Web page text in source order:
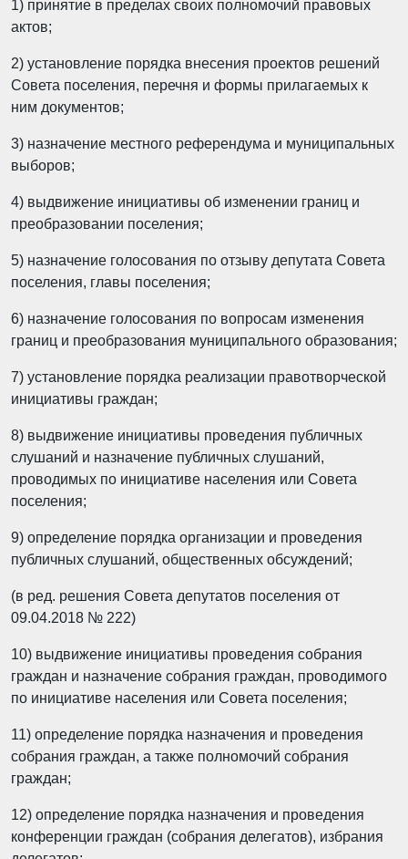
1) принятие в пределах своих полномочий правовых
актов;
2) установление порядка внесения проектов решений
Совета поселения, перечня и формы прилагаемых к
ним документов;
3) назначение местного референдума и муниципальных
выборов;
4) выдвижение инициативы об изменении границ и
преобразовании поселения;
5) назначение голосования по отзыву депутата Совета
поселения, главы поселения;
6) назначение голосования по вопросам изменения
границ и преобразования муниципального образования;
7) установление порядка реализации правотворческой
инициативы граждан;
8) выдвижение инициативы проведения публичных
слушаний и назначение публичных слушаний,
проводимых по инициативе населения или Совета
поселения;
9) определение порядка организации и проведения
публичных слушаний, общественных обсуждений;
(в ред. решения Совета депутатов поселения от
09.04.2018 № 222)
10) выдвижение инициативы проведения собрания
граждан и назначение собрания граждан, проводимого
по инициативе населения или Совета поселения;
11) определение порядка назначения и проведения
собрания граждан, а также полномочий собрания
граждан;
12) определение порядка назначения и проведения
конференции граждан (собрания делегатов), избрания